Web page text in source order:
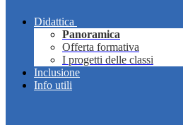
Didattica
Panoramica
Offerta formativa
I progetti delle classi
Inclusione
Info utili